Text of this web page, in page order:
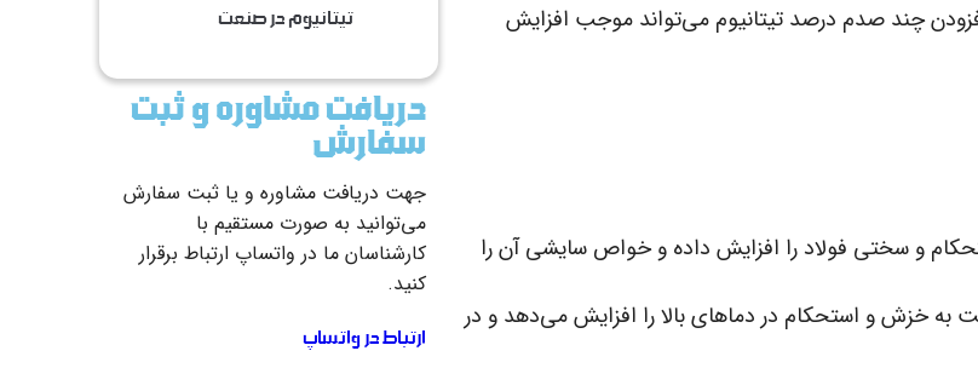
چند صدم درصد تیتانیوم می‌تواند موجب افزایش
و سختی فولاد را افزایش داده و خواص سایشی آن را
به خزش و استحکام در دماهای بالا را افزایش می‌دهد و در
تیتانیوم در صنعت
دریافت مشاوره و ثبت
سفارش
جهت دریافت مشاوره و یا ثبت سفارش
می‌توانید به صورت مستقیم با
کارشناسان ما در واتساپ ارتباط برقرار
کنید.
ارتباط در واتساپ